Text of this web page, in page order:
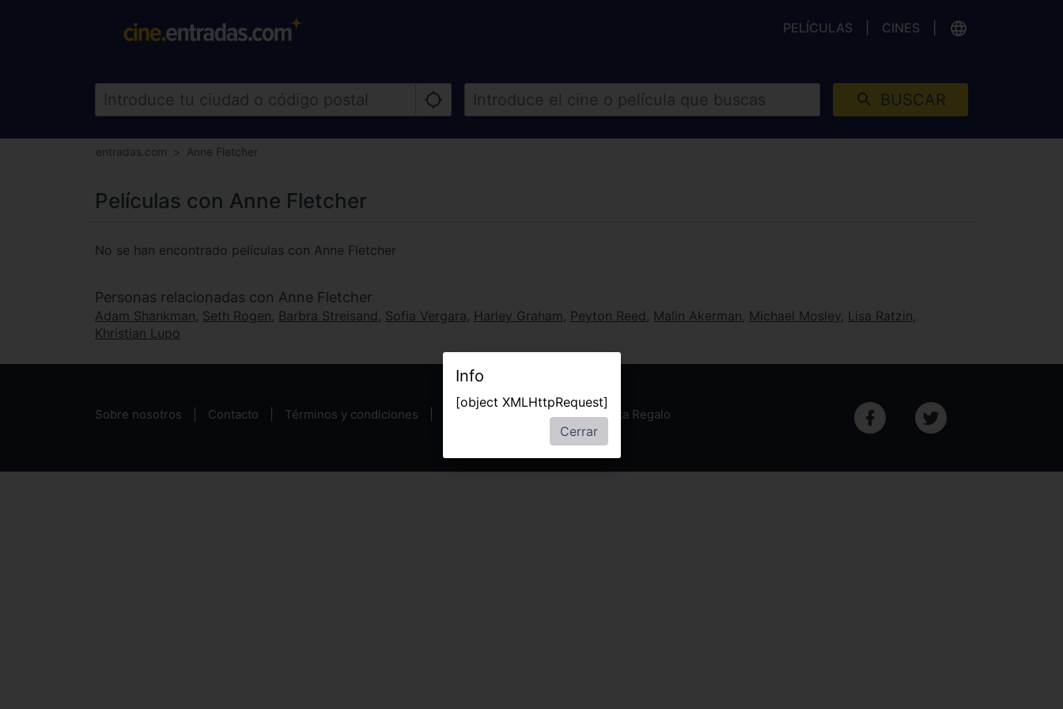
PELÍCULAS CINES
BUSCAR
entradas.com Anne Fletcher
Películas con Anne Fletcher
No se han encontrado películas con Anne Fletcher
Personas relacionadas con Anne Fletcher
Adam Shankman, Seth Rogen, Barbra Streisand , Sofia Vergara, Harley Graham, Peyton Reed , Malin Akerman, Michael Mosley, Lisa Ratzin,
Khristian Lupo
Sobre nosotros Contacto Términos y condiciones Política de privacidad Tarjeta Regalo
Info
[object XMLHttpRequest]
Cerrar